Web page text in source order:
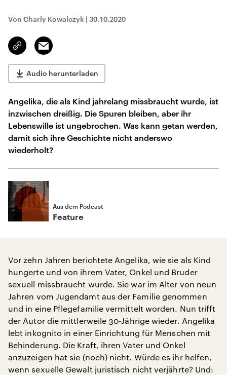
Von Charly Kowalczyk | 30.10.2020
Link
kopieren/teilen
Email
Audio herunterladen
Angelika, die als Kind jahrelang missbraucht wurde, ist
inzwischen dreißig. Die Spuren bleiben, aber ihr
Lebenswille ist ungebrochen. Was kann getan werden,
damit sich ihre Geschichte nicht anderswo
wiederholt?
Aus dem Podcast
Feature
Vor zehn Jahren berichtete Angelika, wie sie als Kind
hungerte und von ihrem Vater, Onkel und Bruder
sexuell missbraucht wurde. Sie war im Alter von neun
Jahren vom Jugendamt aus der Familie genommen
und in eine Pflegefamilie vermittelt worden. Nun trifft
der Autor die mittlerweile 30-Jährige wieder. Angelika
lebt inkognito in einer Einrichtung für Menschen mit
Behinderung. Die Kraft, ihren Vater und Onkel
anzuzeigen hat sie (noch) nicht. Würde es ihr helfen,
wenn sexuelle Gewalt juristisch nicht verjährte? Und: